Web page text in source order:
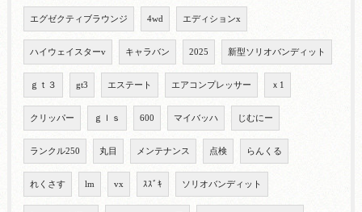
エグゼクティブラウンジ 4wd エディションx
ハイウェイスターv キャラバン 2025 新型ソリオバンディット
ｇｔ３ gt3 エステート エアコンプレッサー ｘ1
クリッパー ｇｌｓ 600 マイバッハ じむにー
ランクル250 丸目 メンテナンス 点検 らんくる
れくさす lm vx ｽｽﾞｷ ソリオバンディット